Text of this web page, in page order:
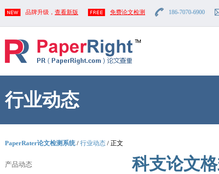
品牌升级， 查看新版 免费论文检测 186-7070-6900
行业动态
PaperRater论文检测系统/ 行业动态 / 正文
产品动态 科支论文